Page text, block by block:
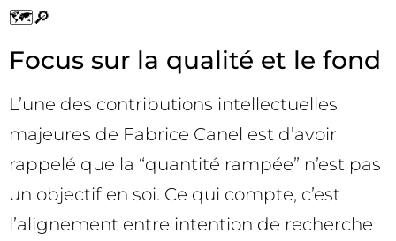
🗺️🔎
Focus sur la qualité et le fond
L’une des contributions intellectuelles
majeures de Fabrice Canel est d’avoir
rappelé que la “quantité rampée” n’est pas
un objectif en soi. Ce qui compte, c’est
l’alignement entre intention de recherche